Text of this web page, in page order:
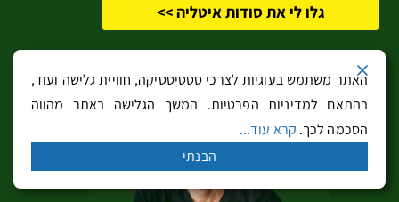
10 אתרים ואטרקציות שחייבים לבקר בנאפולי
האתר משתמש בעוגיות לצרכי סטטיסטיקה, חוויית גלישה ועוד,
בהתאם למדיניות הפרטיות. המשך הגלישה באתר מהווה
הסכמה לכך. קרא עוד...
הבנתי
גלו לי את סודות איטליה >>